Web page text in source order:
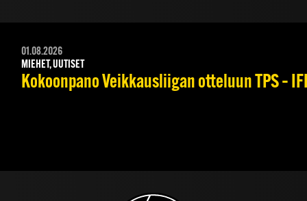
01.08.2026
MIEHET, UUTISET
Kokoonpano Veikkausliigan otteluun TPS –